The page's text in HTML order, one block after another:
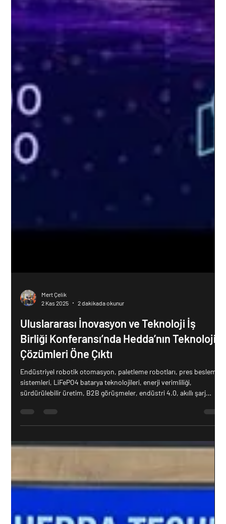
2 dakikada okunur
Uluslararası İnovasyon ve Teknoloji İş
Birliği Konferansı’nda Hedda’nın Teknolojik
Çözümleri Öne Çıktı
Endüstriyel robotik otomasyon, paletleme robotları, pres besleme
sistemleri, LiFePO4 batarya teknolojileri, enerji verimliliği,
istasyonları, özel makine imalatı, enerji depolama sistemleri,
robotik çözümler, yenilenebilir enerji, otonom sistemler, ileri üretim
enerji depolama sistemleri, B2B iş birlikleri, paletleme robotları,